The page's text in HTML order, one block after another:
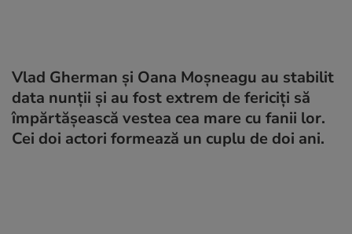
Vlad Gherman și Oana Moșneagu au stabilit
data nunții și au fost extrem de fericiți să
împărtășească vestea cea mare cu fanii lor.
Cei doi actori formează un cuplu de doi ani.